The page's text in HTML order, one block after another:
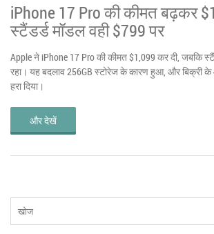
iPhone 17 Pro की कीमत बढ़कर
स्टैंडर्ड मॉडल वही $799 पर
Apple ने iPhone 17 Pro की कीमत $1,099 कर दी, जबकि
रहा। यह बदलाव 256GB स्टोरेज के कारण हुआ, और बिक्री
हरा दिया।
और देखें